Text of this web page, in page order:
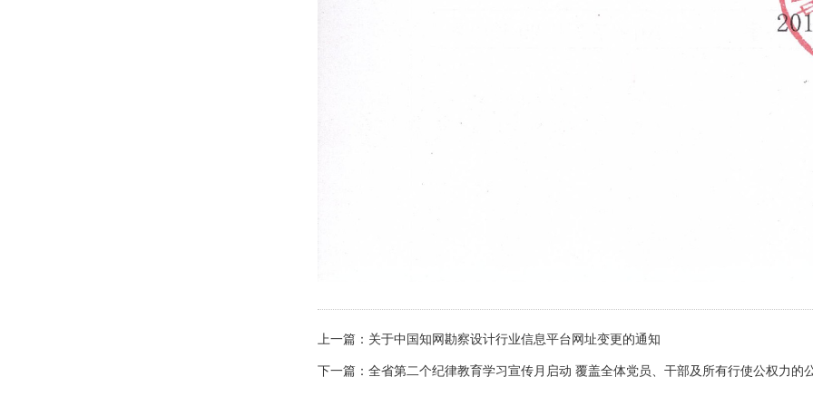
上一篇： 关于中国知网勘察设计行业信息平台网址变更的通知
下一篇： 全省第二个纪律教育学习宣传月启动 覆盖全体党员、干部及所有行使公权力的